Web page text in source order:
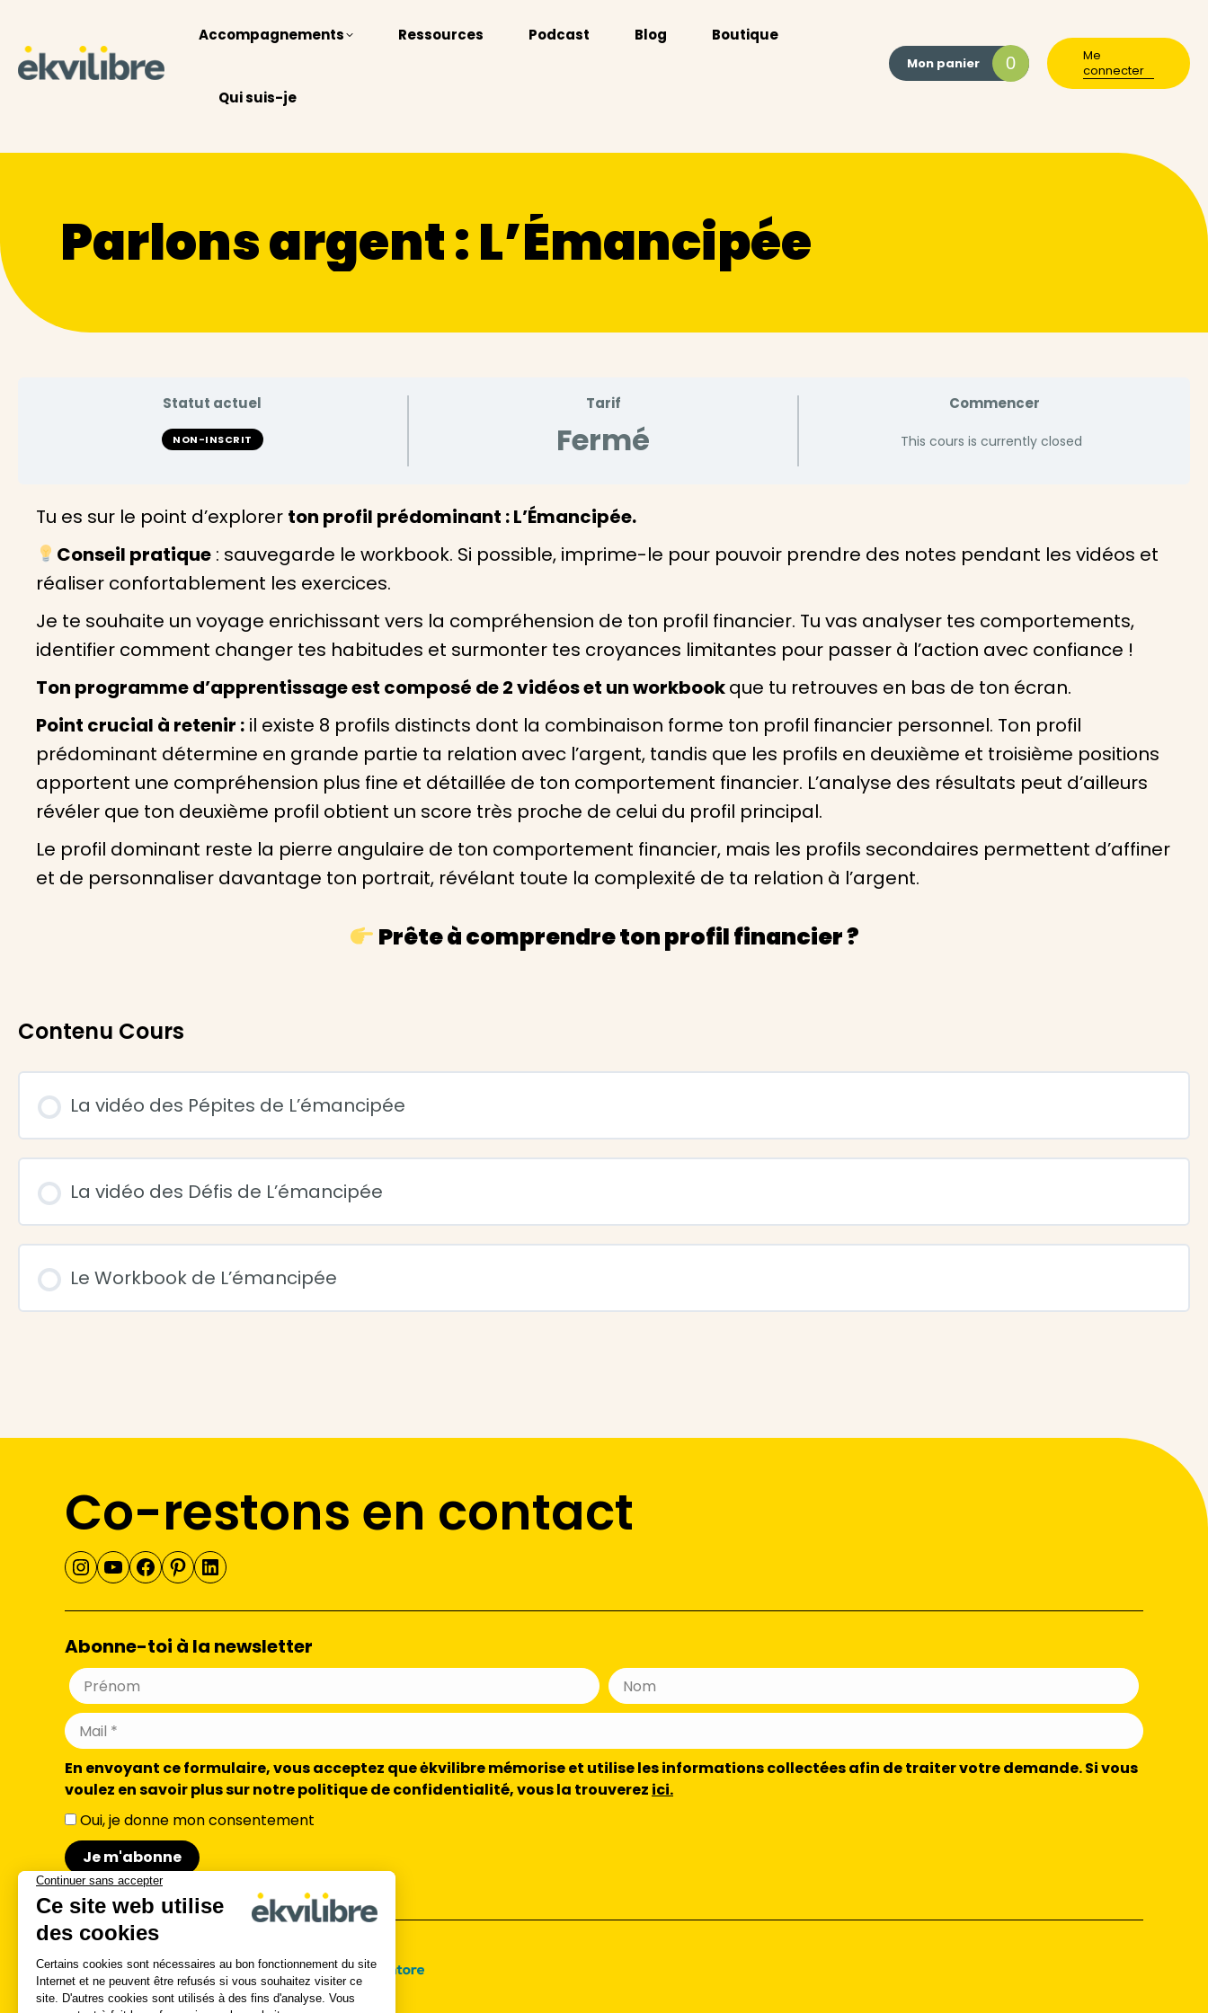
Accompagnements Ressources Podcast Blog Boutique
Qui suis-je
Mon panier 0
Me
connecter
Parlons argent : L’Émancipée
Statut actuel
NON-INSCRIT
Tarif
Fermé
Commencer
This cours is currently closed
Tu es sur le point d’explorer ton profil prédominant : L’Émancipée.
Conseil pratique: sauvegarde le workbook. Si possible, imprime-le pour pouvoir prendre des notes pendant les vidéos et
réaliser confortablement les exercices.
Je te souhaite un voyage enrichissant vers la compréhension de ton profil financier. Tu vas analyser tes comportements,
identifier comment changer tes habitudes et surmonter tes croyances limitantes pour passer à l’action avec confiance !
Ton programme d’apprentissage est composé de 2 vidéos et un workbookque tu retrouves en bas de ton écran.
Point crucial à retenir : il existe 8 profils distincts dont la combinaison forme ton profil financier personnel. Ton profil
prédominant détermine en grande partie ta relation avec l’argent, tandis que les profils en deuxième et troisième positions
apportent une compréhension plus fine et détaillée de ton comportement financier. L’analyse des résultats peut d’ailleurs
révéler que ton deuxième profil obtient un score très proche de celui du profil principal.
Le profil dominant reste la pierre angulaire de ton comportement financier, mais les profils secondaires permettent d’affiner
et de personnaliser davantage ton portrait, révélant toute la complexité de ta relation à l’argent.
Prête à comprendre ton profil financier ?
Contenu Cours
La vidéo des Pépites de L’émancipée
La vidéo des Défis de L’émancipée
Le Workbook de L’émancipée
Co-restons en contact
Instagram YouTube Facebook Pinterest LinkedIn
Abonne-toi à la newsletter
En envoyant ce formulaire, vous acceptez que ėkvilibre mémorise et utilise les informations collectées afin de traiter votre demande. Si vous
voulez en savoir plus sur notre politique de confidentialité, vous la trouverez ici.
Oui, je donne mon consentement